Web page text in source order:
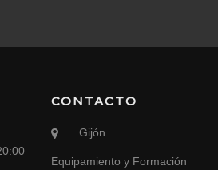
CONTACTO
Gijón
Equipamiento y Formación